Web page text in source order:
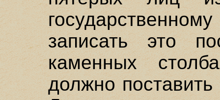
записать это
каменных
должно